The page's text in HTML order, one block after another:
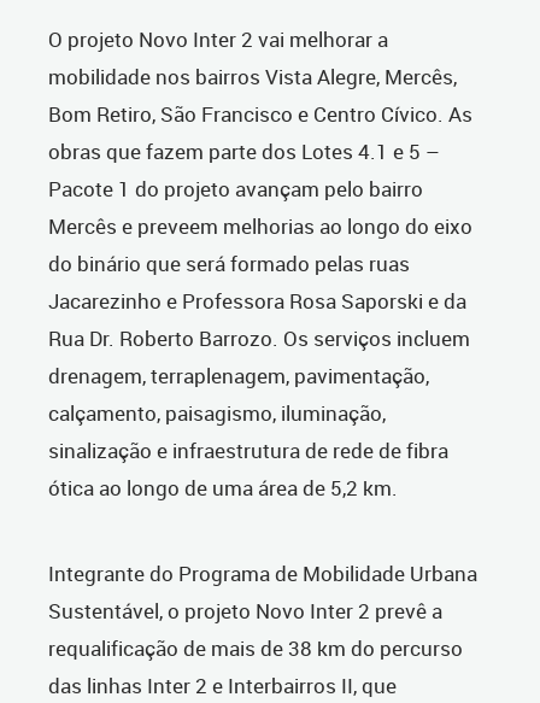
O projeto Novo Inter 2 vai melhorar a
mobilidade nos bairros Vista Alegre, Mercês,
Bom Retiro, São Francisco e Centro Cívico. As
obras que fazem parte dos Lotes 4.1 e 5 –
Pacote 1 do projeto avançam pelo bairro
Mercês e preveem melhorias ao longo do eixo
do binário que será formado pelas ruas
Jacarezinho e Professora Rosa Saporski e da
Rua Dr. Roberto Barrozo. Os serviços incluem
drenagem, terraplenagem, pavimentação,
calçamento, paisagismo, iluminação,
sinalização e infraestrutura de rede de fibra
ótica ao longo de uma área de 5,2 km.
Integrante do Programa de Mobilidade Urbana
Sustentável, o projeto Novo Inter 2 prevê a
requalificação de mais de 38 km do percurso
das linhas Inter 2 e Interbairros II, que